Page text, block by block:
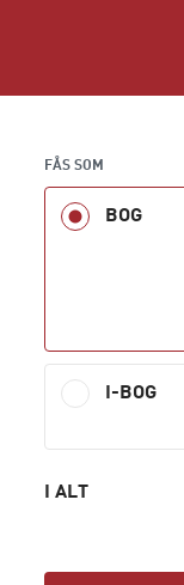
FÅS SOM
BOG
I-BOG
I ALT